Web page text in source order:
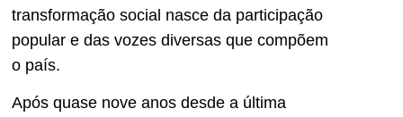
transformação social nasce da participação
popular e das vozes diversas que compõem
o país.
Após quase nove anos desde a última